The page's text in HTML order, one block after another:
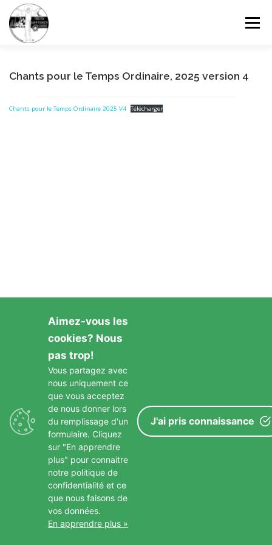
contenu
Menu
CÉLÉBRER ET PRIER SOLIDARITÉ
Chants pour le Temps Ordinaire, 2025 version 4
Chants pour le Temps Ordinaire 2025 V4 Télécharger
Aimez-vous les
cookies? Nous
pas trop!
Vous partagez avec
nous uniquement ce
que vous acceptez
de nous donner lors
du remplissage d'un
formulaire. Cliquez
sur "En apprendre
plus" pour connaitre
notre politique de
confidentialité et ce
que nous faisons de
vos données.
En apprendre plus »
J'ai pris connaissance